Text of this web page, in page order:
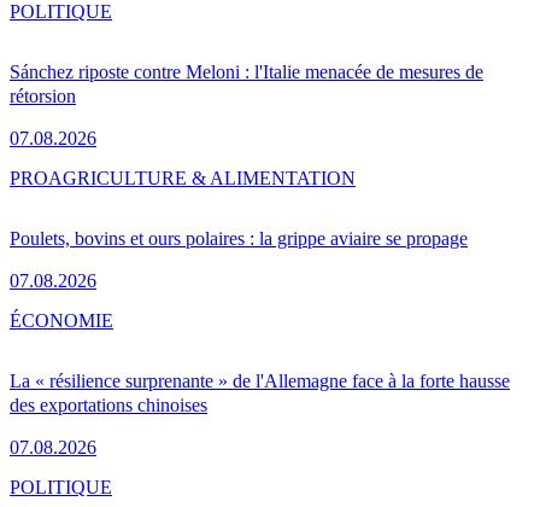
Sánchez riposte contre Meloni : l'Italie menacée de mesures de
rétorsion
07.08.2026
POLITIQUE
Poulets, bovins et ours polaires : la grippe aviaire se propage
07.08.2026
PROAGRICULTURE & ALIMENTATION
La « résilience surprenante » de l'Allemagne face à la forte hausse
des exportations chinoises
07.08.2026
ÉCONOMIE
POLITIQUE